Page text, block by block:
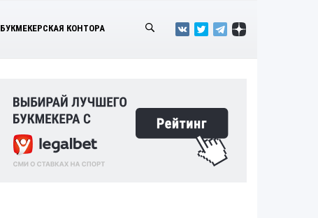
БУКМЕКЕРСКАЯ КОНТОРА